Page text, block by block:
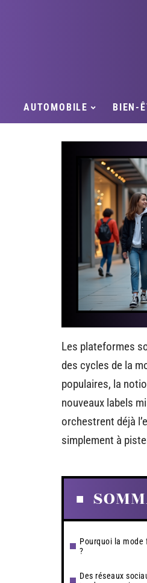
AUTOMOBILE BIEN-
Les plateformes
des cycles de la
populaires, la
nouveaux labels
orchestrent déjà
simplement à
Pourquoi la mode
?
Des réseaux